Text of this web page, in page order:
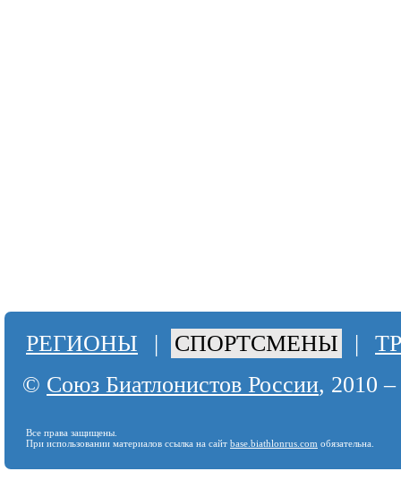
РЕГИОНЫ | СПОРТСМЕНЫ |
© Союз Биатлонистов России, 2010
Все права защищены.
При использовании материалов ссылка на сайт base.biathlonrus.com обязательна.